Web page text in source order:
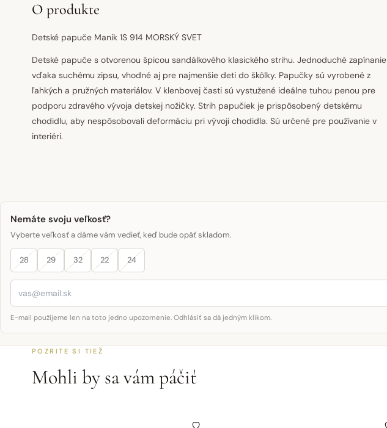
O produkte
Detské papuče Manik 1S 914 MORSKÝ SVET
Detské papuče s otvorenou špicou sandálkového klasického strihu. Jednoduché zapínanie
vďaka suchému zipsu, vhodné aj pre najmenšie deti do škôlky. Papučky sú vyrobené z
ľahkých a pružných materiálov. V klenbovej časti sú vystužené ideálne tuhou penou pre
podporu zdravého vývoja detskej nožičky. Strih papučiek je prispôsobený detskému
chodidlu, aby nespôsobovali deformáciu pri vývoji chodidla. Sú určené pre používanie v
interiéri.
Nemáte svoju veľkosť?
Vyberte veľkosť a dáme vám vedieť, keď bude opäť skladom.
28 29 32 22 24
E-mail použijeme len na toto jedno upozornenie. Odhlásiť sa dá jedným klikom.
POZRITE SI TIEŽ
Mohli by sa vám páčiť